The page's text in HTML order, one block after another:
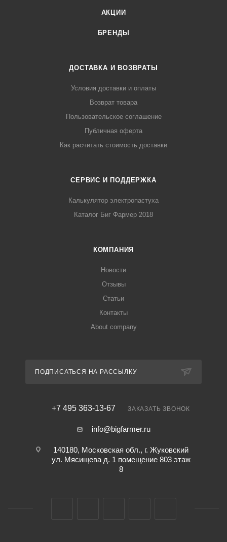
АКЦИИ
БРЕНДЫ
ДОСТАВКА И ВОЗВРАТЫ
Условия доставки и оплаты
Возврат товара
Пользовательское соглашение
Публичная оферта
Как расчитать стоимость доставки
СЕРВИС И ПОДДЕРЖКА
Калькулятор электропастуха
Каталог Биг Фармер 2018
КОМПАНИЯ
Новости
Отзывы
Статьи
Контакты
About company
ПОДПИСАТЬСЯ НА РАССЫЛКУ
+7 495 363-13-67 ЗАКАЗАТЬ ЗВОНОК
info@bigfarmer.ru
140180, Московская обл., г. Жуковский
ул. Мясищева д. 1 помещение 803 этаж
8